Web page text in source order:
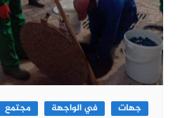
جهات في الواجهة مجتمع